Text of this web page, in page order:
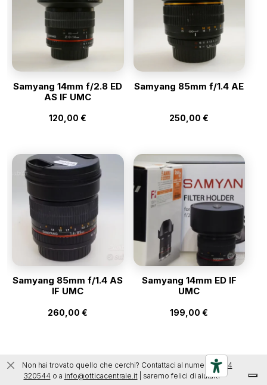
Samyang 14mm f/2.8 ED
AS IF UMC
120,00€
Samyang 85mm f/1.4 AE
250,00€
Samyang 85mm f/1.4 AS
IF UMC
260,00€
Samyang 14mm ED IF
UMC
199,00€
Non hai trovato quello che cerchi? Contattaci al numero0444
320544 o a info@otticacentrale.it| saremo felici di aiutarti